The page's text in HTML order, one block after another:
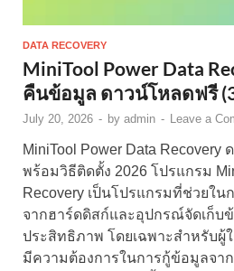
DATA RECOVERY
MiniTool Power Data
คืนข้อมูล ดาวน์โหลดฟรี
July 20, 2026 - by admin - Leave a
MiniTool Power Data Recovery
พร้อมวิธีติดตั้ง 2026 โปรแกรม
Recovery เป็นโปรแกรมที่ช่วยใ
จากฮาร์ดดิสก์และอุปกรณ์จัดเก็บ
ประสิทธิภาพ โดยเฉพาะสำหรับผู้
มีความต้องการในการกู้ข้อมูลจา